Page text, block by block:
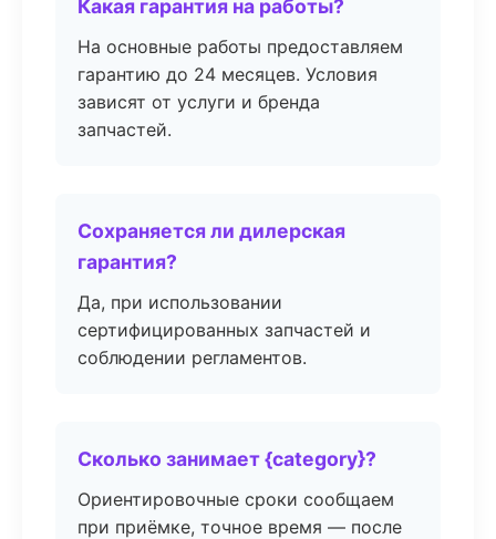
Какая гарантия на работы?
На основные работы предоставляем
гарантию до 24 месяцев. Условия
зависят от услуги и бренда
запчастей.
Сохраняется ли дилерская
гарантия?
Да, при использовании
сертифицированных запчастей и
соблюдении регламентов.
Сколько занимает {category}?
Ориентировочные сроки сообщаем
при приёмке, точное время — после